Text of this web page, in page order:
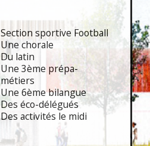
Section sportive Football
Une chorale
Du latin
Une 3ème prépa-
métiers
Une 6ème bilangue
Des éco-délégués
Des activités le midi